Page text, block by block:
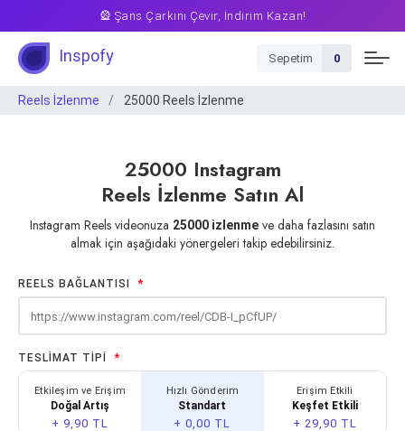
🎡 Şans Çarkını Çevir, İndirim Kazan!
Inspofy Sepetim 0
Reels İzlenme 25000 Reels İzlenme
25000 Instagram
Reels İzlenme Satın Al
Instagram Reels videonuza 25000 izlenme ve daha fazlasını satın
almak için aşağıdaki yönergeleri takip edebilirsiniz.
REELS BAĞLANTISI *
TESLIMAT TIPI *
Etkileşim ve Erişim
Doğal Artış
+ 9,90 TL
Hızlı Gönderim
Standart
+ 0,00 TL
Erişim Etkili
Keşfet Etkili
+ 29,90 TL